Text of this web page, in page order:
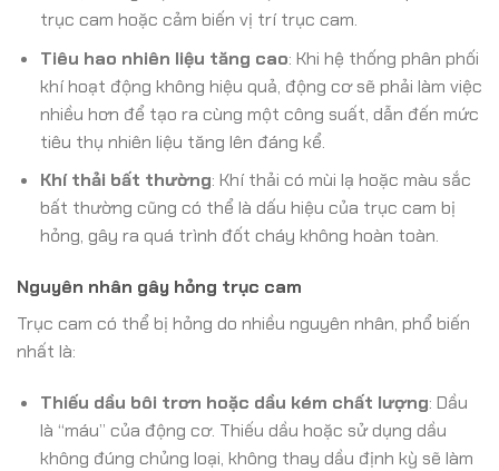
trục cam hoặc cảm biến vị trí trục cam.
Tiêu hao nhiên liệu tăng cao: Khi hệ thống phân phối
khí hoạt động không hiệu quả, động cơ sẽ phải làm việc
nhiều hơn để tạo ra cùng một công suất, dẫn đến mức
tiêu thụ nhiên liệu tăng lên đáng kể.
Khí thải bất thường: Khí thải có mùi lạ hoặc màu sắc
bất thường cũng có thể là dấu hiệu của trục cam bị
hỏng, gây ra quá trình đốt cháy không hoàn toàn.
Nguyên nhân gây hỏng trục cam
Trục cam có thể bị hỏng do nhiều nguyên nhân, phổ biến
nhất là:
Thiếu dầu bôi trơn hoặc dầu kém chất lượng: Dầu
là “máu” của động cơ. Thiếu dầu hoặc sử dụng dầu
không đúng chủng loại, không thay dầu định kỳ sẽ làm